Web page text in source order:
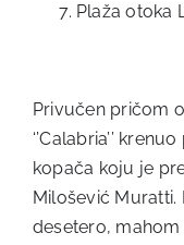
Plaža otoka
Privučen pričom
‘’Calabria’’
kopača koju je
Milošević
desetero, mahom